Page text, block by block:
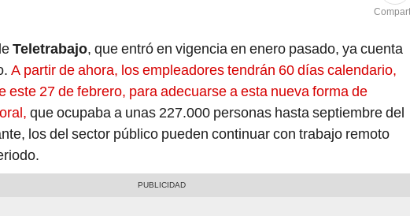
A partir de ahora, los empleadores tendrán 60 días calendario,
este 27 de febrero, para adecuarse a esta nueva forma de
que ocupaba a unas 227.000 personas hasta septiembre del
los del sector público pueden continuar con trabajo remoto